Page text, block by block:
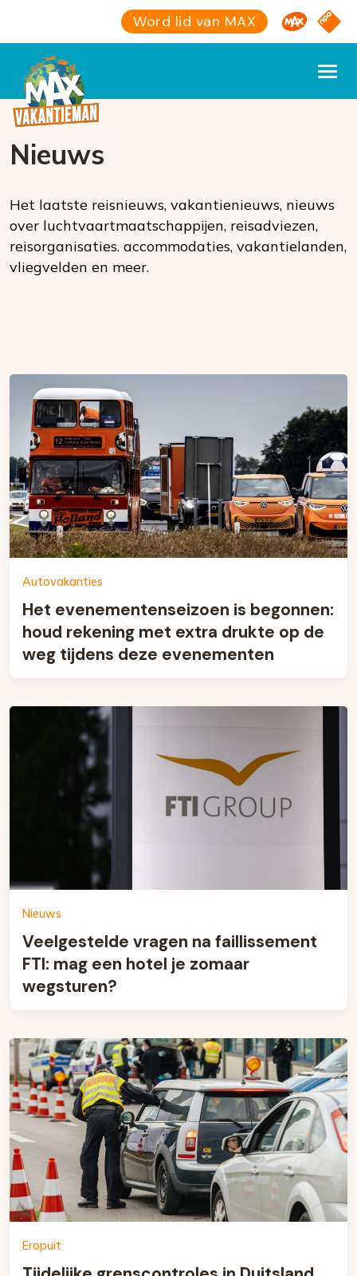
Word lid van MAX Omroep
NPO
Nieuws
Het laatste reisnieuws, vakantienieuws, nieuws
over luchtvaartmaatschappijen, reisadviezen,
reisorganisaties. accommodaties, vakantielanden,
vliegvelden en meer.
Autovakanties
Het evenementenseizoen is begonnen:
houd rekening met extra drukte op de
weg tijdens deze evenementen
Nieuws
Veelgestelde vragen na faillissement
FTI: mag een hotel je zomaar
wegsturen?
Eropuit